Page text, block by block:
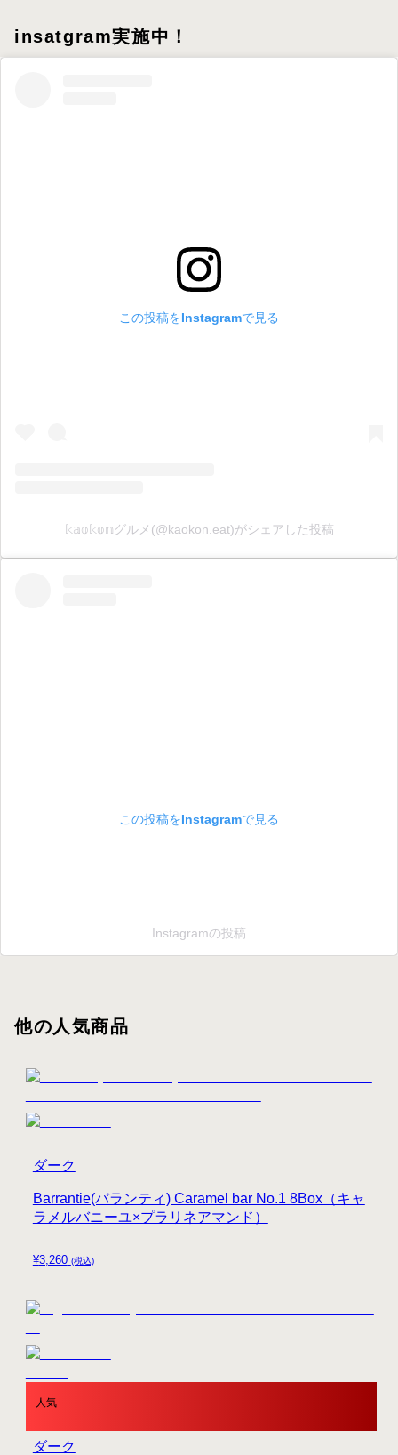
insatgram実施中！
この投稿をInstagramで見る
𝕜𝕒𝕠𝕜𝕠𝕟グルメ(@kaokon.eat)がシェアした投稿
この投稿をInstagramで見る
Instagramの投稿
他の人気商品
¥3,260 (税込)
Barrantie(バランティ) Caramel bar No.1 8Box（キャ
ラメルバニーユ×プラリネアマンド）
ダーク
人気
ダーク